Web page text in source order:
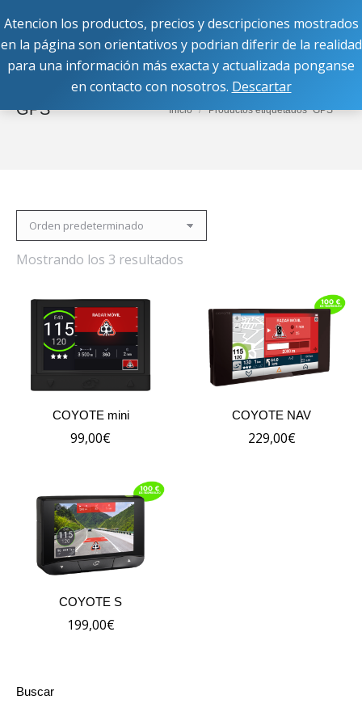
Buscar:
GPS Estás aquí:
Inicio Productos etiquetados “GPS”
Mostrando los 3 resultados
COYOTE mini
99,00€
COYOTE NAV
229,00€
COYOTE S
199,00€
Buscar
Atencion los productos, precios y descripciones mostrados
en la página son orientativos y podrian diferir de la realidad
para una información más exacta y actualizada ponganse
en contacto con nosotros. Descartar